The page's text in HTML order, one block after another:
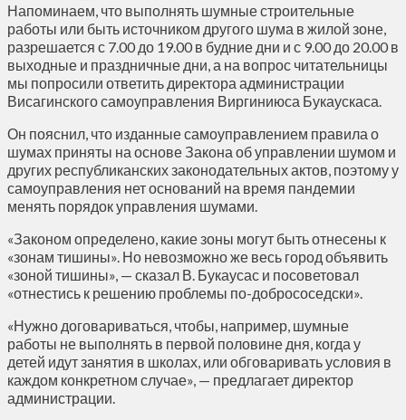
Напоминаем, что выполнять шумные строительные
работы или быть источником другого шума в жилой зоне,
разрешается с 7.00 до 19.00 в будние дни и с 9.00 до 20.00 в
выходные и праздничные дни, а на вопрос читательницы
мы попросили ответить директора администрации
Висагинского самоуправления Виргиниюса Букаускаса.
Он пояснил, что изданные самоуправлением правила о
шумах приняты на основе Закона об управлении шумом и
других республиканских законодательных актов, поэтому у
самоуправления нет оснований на время пандемии
менять порядок управления шумами.
«Законом определено, какие зоны могут быть отнесены к
«зонам тишины». Но невозможно же весь город объявить
«зоной тишины», — сказал В. Букаусас и посоветовал
«отнестись к решению проблемы по-добрососедски».
«Нужно договариваться, чтобы, например, шумные
работы не выполнять в первой половине дня, когда у
детей идут занятия в школах, или обговаривать условия в
каждом конкретном случае», — предлагает директор
администрации.